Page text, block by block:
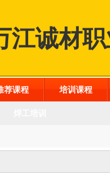
江诚材
荐课程 培训课程